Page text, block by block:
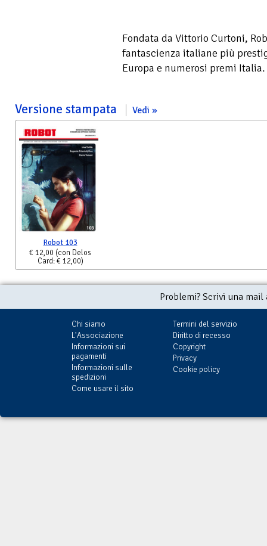
Fondata da Vittorio Curtoni,
fantascienza italiane più
Europa e numerosi premi
Versione stampata Vedi
Robot 103
€ 12,00 (con Delos
Card: € 12,00)
Problemi? Scrivi una
Chi siamo
L'Associazione
Informazioni sui
pagamenti
Informazioni sulle
spedizioni
Come usare il sito
Termini del servizio
Diritto di recesso
Copyright
Privacy
Cookie policy